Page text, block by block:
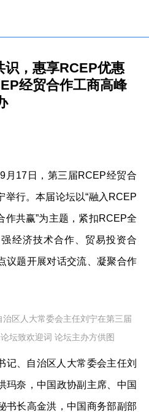
识，惠享RCEP优惠
经贸合作工商高峰
月17日，第三届RCEP经贸合
举行。本届论坛以“融入RCEP
作共赢”为主题，紧扣RCEP全
经济技术合作、贸易投资合
议题开展对话交流、凝聚合作
区人大常委会主任刘宁在第三届
坛致欢迎词 论坛主办方供图
记、自治区人大常委会主任刘
玛奈，中国政协副主席、中国
书长高金洪，中国商务部副部